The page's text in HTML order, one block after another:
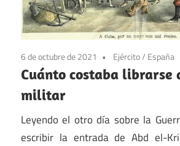
6 de octubre de 2021 Ejército/ España
Cuánto costaba librarse
militar
Leyendo el otro día sobre la
escribir la entrada de Abd el-